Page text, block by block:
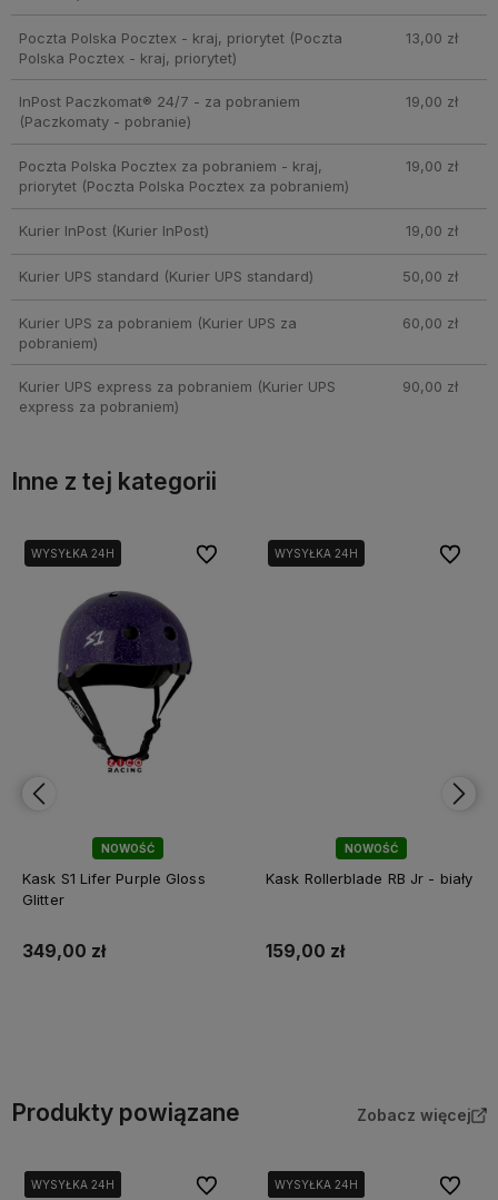
Poczta Polska Pocztex - kraj, priorytet(Poczta
Polska Pocztex - kraj, priorytet)
13,00 zł
InPost Paczkomat® 24/7 - za pobraniem
(Paczkomaty - pobranie)
19,00 zł
Poczta Polska Pocztex za pobraniem - kraj,
priorytet(Poczta Polska Pocztex za pobraniem)
19,00 zł
Kurier InPost(Kurier InPost) 19,00 zł
Kurier UPS standard (Kurier UPS standard) 50,00 zł
Kurier UPS za pobraniem (Kurier UPS za
pobraniem)
60,00 zł
Kurier UPS express za pobraniem (Kurier UPS
express za pobraniem)
90,00 zł
Inne z tej kategorii
NOWOŚĆ
WYSYŁKA 24H
Kask S1 Lifer Purple Gloss
Glitter
349,00 zł
Do ulubionych
Do ulubionych
NOWOŚĆ
WYSYŁKA 24H
Kask Rollerblade RB Jr - biały
159,00 zł
Do
Do
Produkty powiązane Zobacz więcej
WYSYŁKA 24H
WYSYŁKA 24H
WYSYŁKA 24H
WYSYŁKA 24H Do ulubionychWYSYŁKA 24H
WYSYŁKA 24H
WYSYŁKA 24H
WYSYŁKA 24H Do